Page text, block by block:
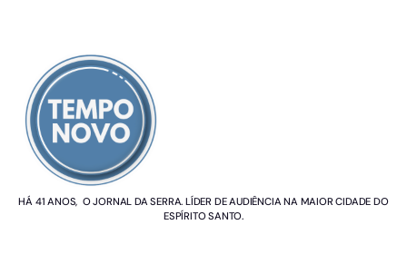
HÁ 41 ANOS, O JORNAL DA SERRA. LÍDER DE AUDIÊNCIA NA MAIOR CIDADE DO
ESPÍRITO SANTO.